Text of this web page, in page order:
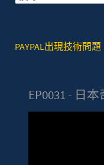
出現技術問題，如
EP0031 - 日本